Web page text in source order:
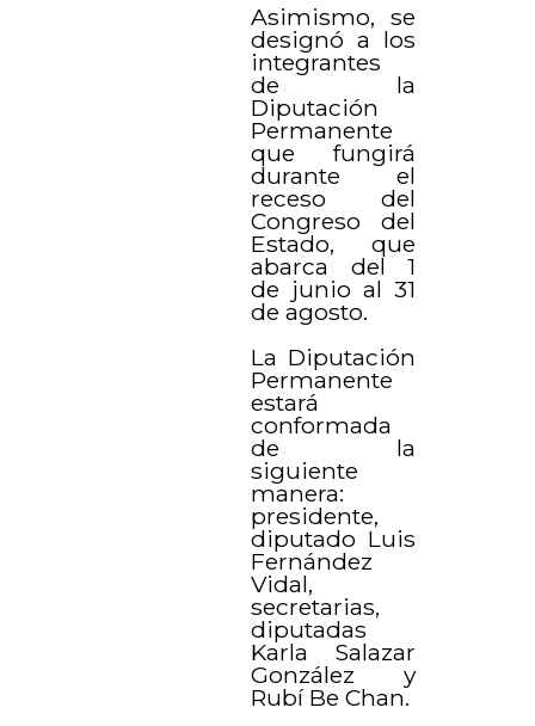
Asimismo, se
designó a los
integrantes
de la
Diputación
Permanente
que fungirá
durante el
receso del
Congreso del
Estado, que
abarca del 1
de junio al 31
de agosto.
La Diputación
Permanente
estará
conformada
de la
siguiente
manera:
presidente,
diputado Luis
Fernández
Vidal,
secretarias,
diputadas
Karla Salazar
González y
Rubí Be Chan.